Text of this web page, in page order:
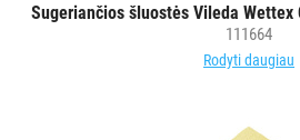
Sugeriančios šluostės Vileda Wettex
111664
Rodyti daugiau